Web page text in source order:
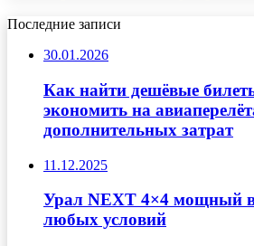
Последние записи
30.01.2026
Как найти дешёвые
экономить на
дополнительных затрат
11.12.2025
Урал NEXT 4×4 мощный
любых условий